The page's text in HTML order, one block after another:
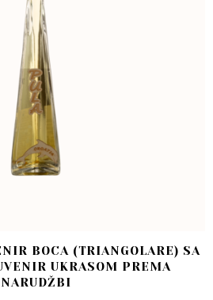
BOCA (TRIANGOLARE) SA
UKRASOM PREMA
NARUDŽBI